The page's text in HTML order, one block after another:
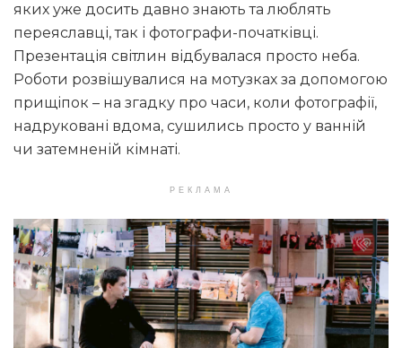
яких уже досить давно знають та люблять
переяславці, так і фотографи-початківці.
Презентація світлин відбувалася просто неба.
Роботи розвішувалися на мотузках за допомогою
прищіпок – на згадку про часи, коли фотографії,
надруковані вдома, сушились просто у ванній
чи затемненій кімнаті.
РЕКЛАМА